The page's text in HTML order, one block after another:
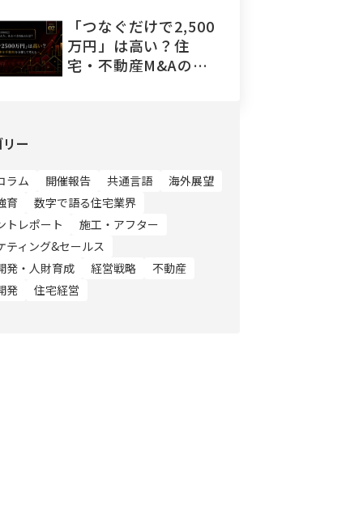
「つなぐだけで2,500
万円」は高い？住
宅・不動産M&Aの仲
ー
ラム 開催報告 共通言語
海外展望
育
数字で語る住宅業界
トレポート
施工・アフター
ティング&セールス
発・人財育成
経営戦略
不動産
発
住宅経営